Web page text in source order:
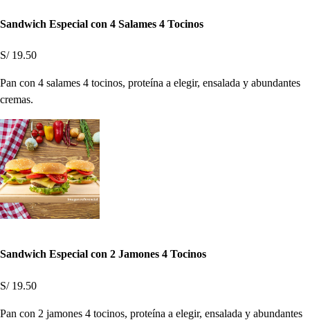
Sandwich Especial con 4 Salames 4 Tocinos
S/ 19.50
Pan con 4 salames 4 tocinos, proteína a elegir, ensalada y abundantes
cremas.
Sandwich Especial con 2 Jamones 4 Tocinos
S/ 19.50
Pan con 2 jamones 4 tocinos, proteína a elegir, ensalada y abundantes